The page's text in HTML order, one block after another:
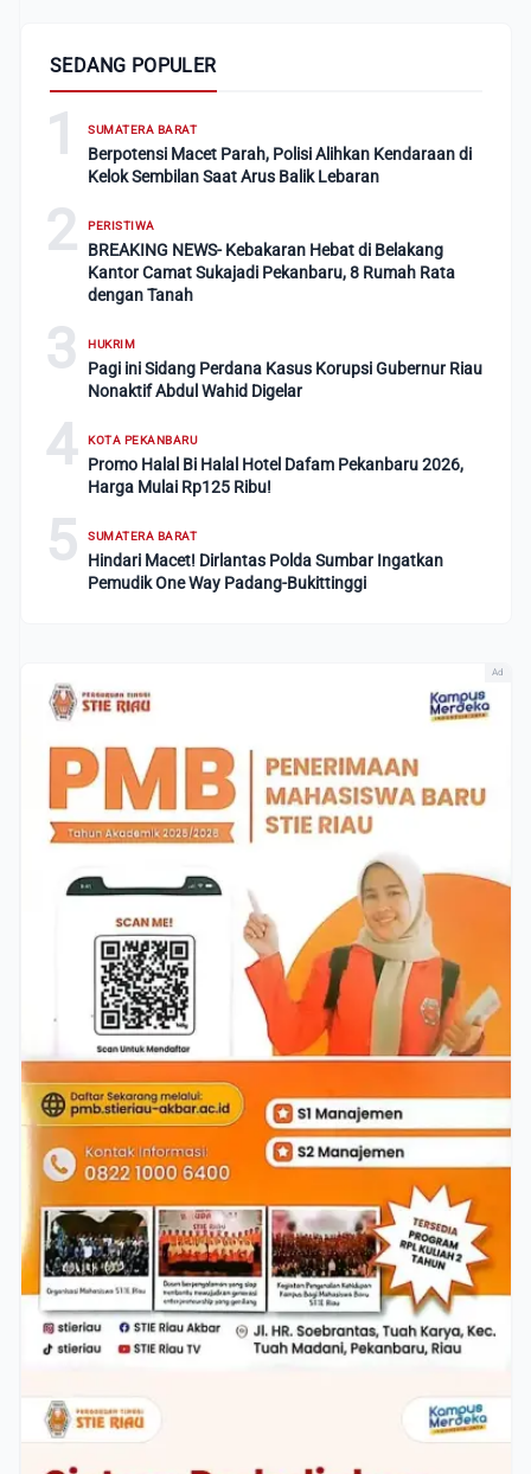
SEDANG POPULER
1 SUMATERA BARAT
Berpotensi Macet Parah, Polisi Alihkan Kendaraan di
Kelok Sembilan Saat Arus Balik Lebaran
2 PERISTIWA
BREAKING NEWS- Kebakaran Hebat di Belakang
Kantor Camat Sukajadi Pekanbaru, 8 Rumah Rata
dengan Tanah
3 HUKRIM
Pagi ini Sidang Perdana Kasus Korupsi Gubernur Riau
Nonaktif Abdul Wahid Digelar
4 KOTA PEKANBARU
Promo Halal Bi Halal Hotel Dafam Pekanbaru 2026,
Harga Mulai Rp125 Ribu!
5 SUMATERA BARAT
Hindari Macet! Dirlantas Polda Sumbar Ingatkan
Pemudik One Way Padang-Bukittinggi
Ad